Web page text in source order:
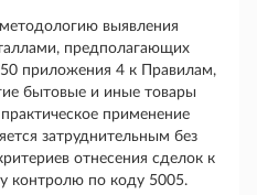
выявления
предполагающих
приложения 4 к Правилам,
бытовые и иные товары
применение
затруднительным без
отнесения сделок к
контролю по коду 5005.